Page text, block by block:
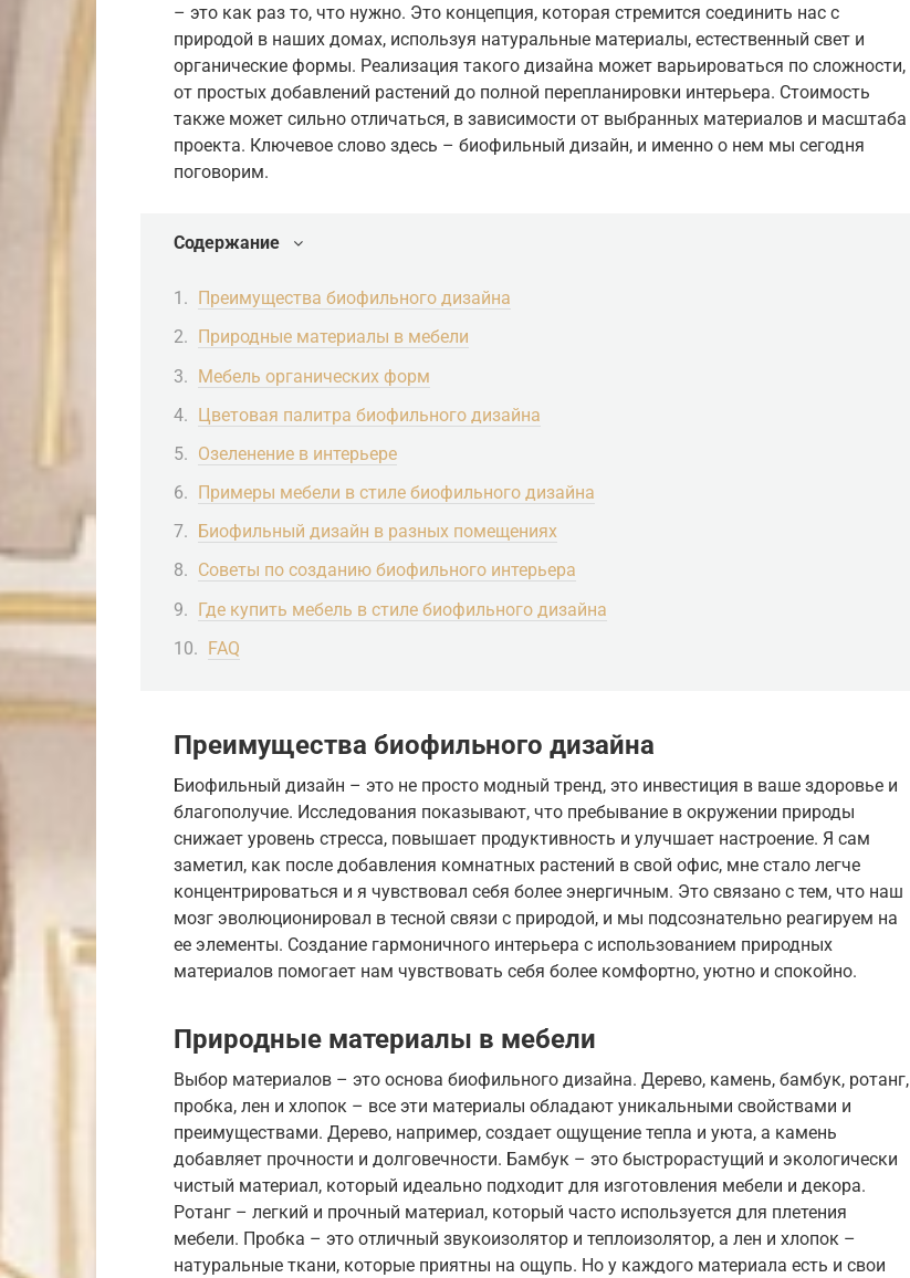
– это как раз то, что нужно. Это концепция, которая стремится соединить нас с
природой в наших домах, используя натуральные материалы, естественный свет и
органические формы. Реализация такого дизайна может варьироваться по сложности,
от простых добавлений растений до полной перепланировки интерьера. Стоимость
также может сильно отличаться, в зависимости от выбранных материалов и масштаба
проекта. Ключевое слово здесь – биофильный дизайн, и именно о нем мы сегодня
поговорим.
Содержание
Преимущества биофильного дизайна
Природные материалы в мебели
Мебель органических форм
Цветовая палитра биофильного дизайна
Озеленение в интерьере
Примеры мебели в стиле биофильного дизайна
Биофильный дизайн в разных помещениях
Советы по созданию биофильного интерьера
Где купить мебель в стиле биофильного дизайна
FAQ
Преимущества биофильного дизайна
Биофильный дизайн – это не просто модный тренд, это инвестиция в ваше здоровье и
благополучие. Исследования показывают, что пребывание в окружении природы
снижает уровень стресса, повышает продуктивность и улучшает настроение. Я сам
заметил, как после добавления комнатных растений в свой офис, мне стало легче
концентрироваться и я чувствовал себя более энергичным. Это связано с тем, что наш
мозг эволюционировал в тесной связи с природой, и мы подсознательно реагируем на
ее элементы. Создание гармоничного интерьера с использованием природных
материалов помогает нам чувствовать себя более комфортно, уютно и спокойно.
Природные материалы в мебели
Выбор материалов – это основа биофильного дизайна. Дерево, камень, бамбук, ротанг,
пробка, лен и хлопок – все эти материалы обладают уникальными свойствами и
преимуществами. Дерево, например, создает ощущение тепла и уюта, а камень
добавляет прочности и долговечности. Бамбук – это быстрорастущий и экологически
чистый материал, который идеально подходит для изготовления мебели и декора.
Ротанг – легкий и прочный материал, который часто используется для плетения
мебели. Пробка – это отличный звукоизолятор и теплоизолятор, а лен и хлопок –
натуральные ткани, которые приятны на ощупь. Но у каждого материала есть и свои